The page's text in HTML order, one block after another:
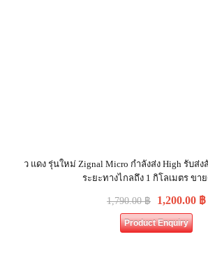
ว แดง รุ่นใหม่ Zignal Micro กำลังส่ง High รับส่
ระยะทางไกลถึง 1 กิโลเมตร ขา
1,790.00฿ 1,200.00 ฿
Product Enquiry